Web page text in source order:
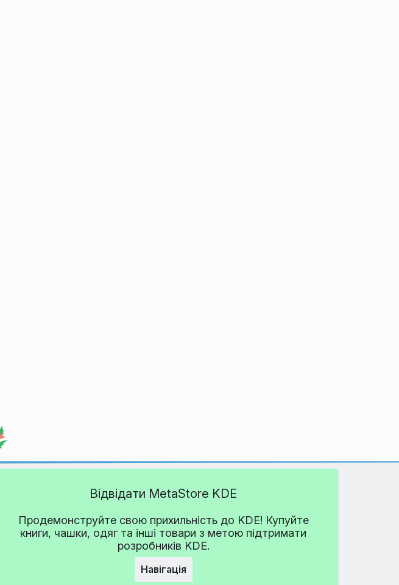
Відвідати MetaStore KDE
Продемонструйте свою прихильність до KDE! Купуйте
книги, чашки, одяг та інші товари з метою підтримати
розробників KDE.
Навігація